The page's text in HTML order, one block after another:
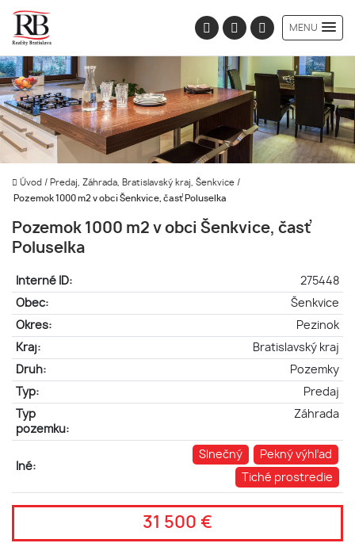
MENU
Úvod / Predaj, Záhrada, Bratislavský kraj, Šenkvice /
Pozemok 1000 m2 v obci Šenkvice, časť Poluselka
Pozemok 1000 m2 v obci Šenkvice, časť
Poluselka
Interné ID:
275448
Obec:
Šenkvice
Okres:
Pezinok
Kraj:
Bratislavský kraj
Druh:
Pozemky
Typ:
Predaj
Typ
pozemku:
Záhrada
Iné:
Slnečný
Pekný výhľad
Tiché prostredie
31 500 €